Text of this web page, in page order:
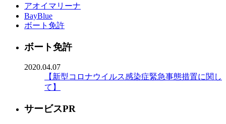
アオイマリーナ
BayBlue
ボート免許
ボート免許
2020.04.07
【新型コロナウイルス感染症緊急事態措置に関し
て】
サービスPR